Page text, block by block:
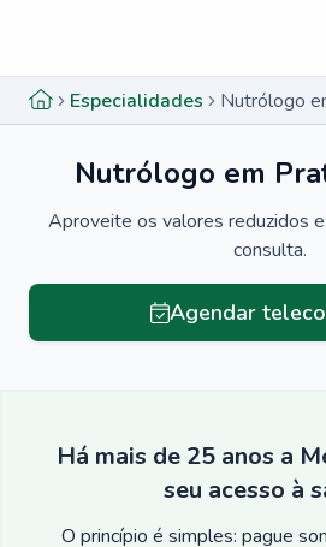
Especialidades Nutrólogo
Nutrólogo em
Aproveite os valores reduzidos
consulta.
Agendar
Há mais de 25 anos a
seu acesso à
O princípio é simples: pague